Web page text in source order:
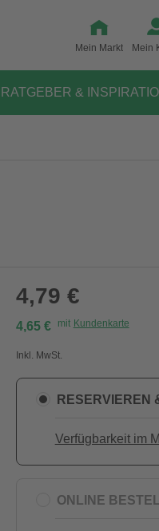
Mein Markt Mein
RATGEBER &
4,79 €
4,65 € mit Kundenkarte
Inkl. MwSt.
RESERVIEREN
Verfügbarkeit im
ONLINE